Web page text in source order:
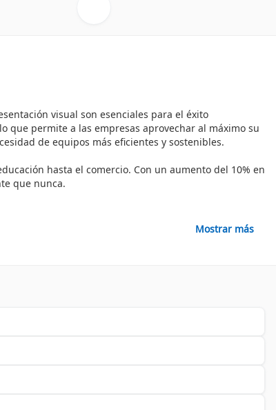
visual son esenciales para el éxito
que permite a las empresas aprovechar al máximo su
de equipos más eficientes y sostenibles.
hasta el comercio. Con un aumento del 10% en
que nunca.
Mostrar más